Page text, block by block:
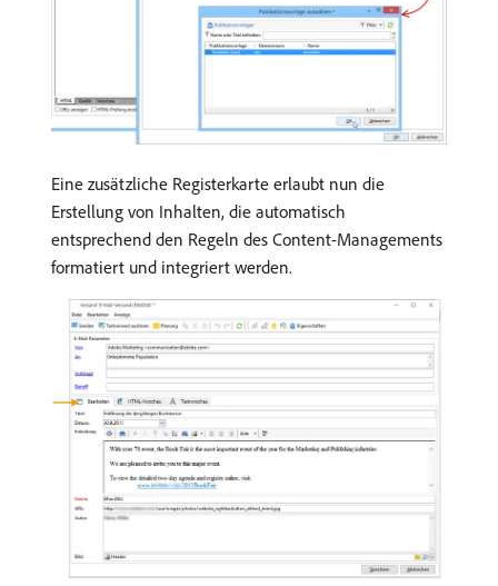
Eine zusätzliche Registerkarte erlaubt nun die
Erstellung von Inhalten, die automatisch
entsprechend den Regeln des Content-Managements
formatiert und integriert werden.